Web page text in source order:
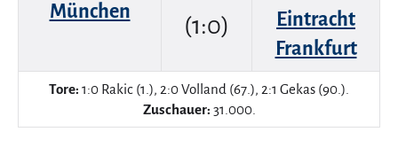
München
(1:0)
Eintracht
Frankfurt
Tore: 1:0 Rakic (1.), 2:0 Volland (67.), 2:1 Gekas (90.).
Zuschauer: 31.000.